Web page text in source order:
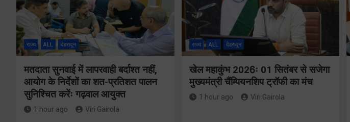
राज्य ALL देहरादून
मतदाता सुनवाई में लापरवाही बर्दाश्त नहीं,
आयोग के निर्देशों का शत-प्रतिशत पालन
सुनिश्चित करेंः गढ़वाल आयुक्त
1 hour ago Viri Gairola
राज्य ALL देहरादून
खेल महाकुंभ 2026ः 01 सितंबर से सजेगा
मुख्यमंत्री चैंम्पियनशिप ट्रॉफी का मंच
1 hour ago Viri Gairola